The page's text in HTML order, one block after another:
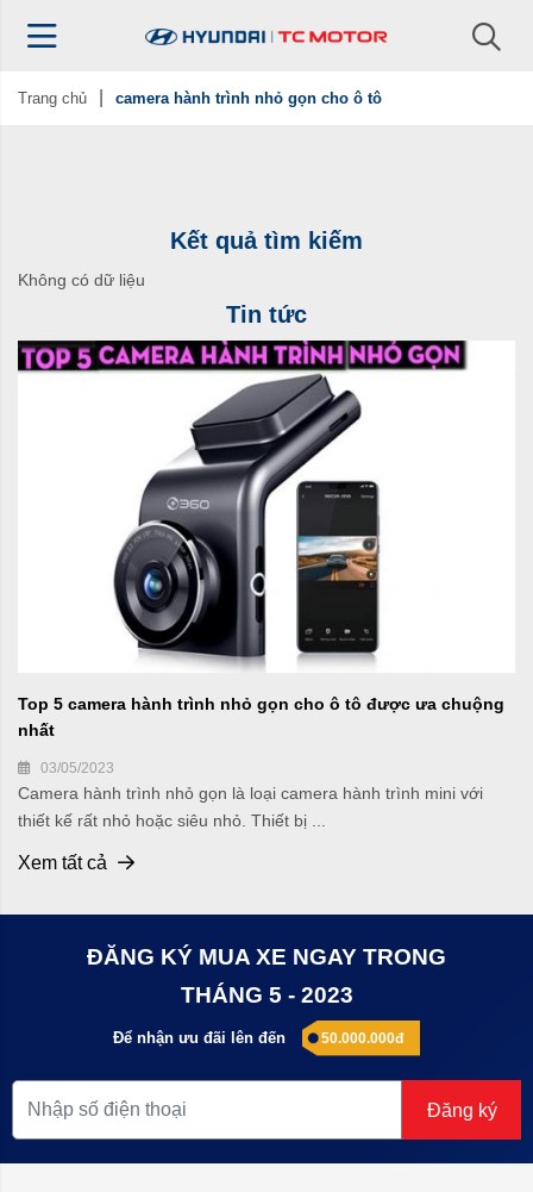
Trang chủ camera hành trình nhỏ gọn cho ô tô
Kết quả tìm kiếm
Không có dữ liệu
Tin tức
Top 5 camera hành trình nhỏ gọn cho ô tô được ưa chuộng
nhất
03/05/2023
Camera hành trình nhỏ gọn là loại camera hành trình mini với
thiết kế rất nhỏ hoặc siêu nhỏ. Thiết bị ...
Xem tất cả
ĐĂNG KÝ MUA XE NGAY TRONG
THÁNG 5 - 2023
Để nhận ưu đãi lên đến 50.000.000đ
Đăng ký